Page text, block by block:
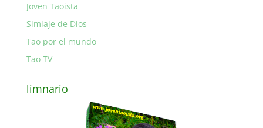
Joven Taoista
Simiaje de Dios
Tao por el mundo
Tao TV
limnario